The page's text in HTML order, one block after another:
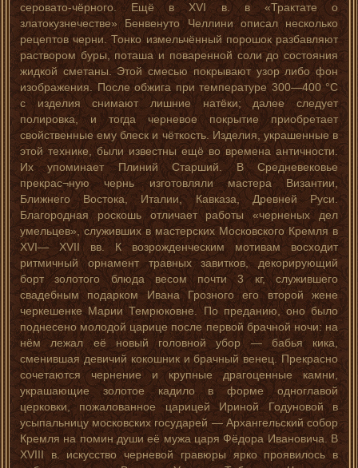
серовато-чёрного. Ещё в XVI в. в «Трактате о
златокузнечестве» Бенвенуто Челлини описал несколько
рецептов черни. Тонко измельчённый порошок разбавляют
раствором буры, поташа и поваренной соли до состояния
жидкой сметаны. Этой смесью покрывают узор либо фон
изображения. После обжига при температуре 300—400 °С
с изделия снимают лишние натёки; далее следует
полировка, и тогда черневое покрытие приобретает
свойственные ему блеск и чёткость. Изделия, украшенные в
этой технике, были известны ещё во времена античности.
Их упоминает Плиний Старший. В Средневековье
прекрас¬ную чернь изготовляли мастера Византии,
Ближнего Востока, Италии, Кавказа, Древней Руси.
Благородная роскошь отличает работы «черненых дел
умельцев», служивших в мастерских Московского Кремля в
XVI— XVII вв. К возрожденческим мотивам восходит
ритмичный орнамент травных завитков, декорирующий
борт золотого блюда весом почти 3 кг, служившего
свадебным подарком Ивана Грозного его второй жене
черкешенке Марии Темрюковне. По преданию, оно было
поднесено молодой царице после первой брачной ночи: на
нём лежал её новый головной убор — бабья кика,
сменившая девичий кокошник и брачный венец. Прекрасно
сочетаются чернение и крупные драгоценные камни,
украшающие золотое кадило в форме одноглавой
церковки, пожалованное царицей Ириной Годуновой в
усыпальницу московских государей — Архангельский собор
Кремля на помин души её мужа царя Фёдора Ивановича. В
XVIII в. искусство черневой гравюры ярко проявилось в